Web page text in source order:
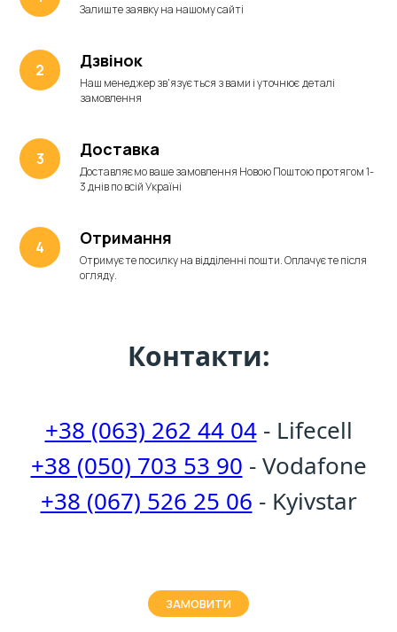
Залиште заявку на нашому сайті
Дзвінок
Наш менеджер зв'язується з вами і уточнює деталі
замовлення
Доставка
Доставляємо ваше замовлення Новою Поштою протягом 1-
3 днів по всій Україні
Отримання
Отримуєте посилку на відділенні пошти. Оплачуєте після
огляду.
Контакти:
+38 (063) 262 44 04- Lifecell
+38 (050) 703 53 90 - Vodafone
+38 (067) 526 25 06 - Kyivstar
ЗАМОВИТИ